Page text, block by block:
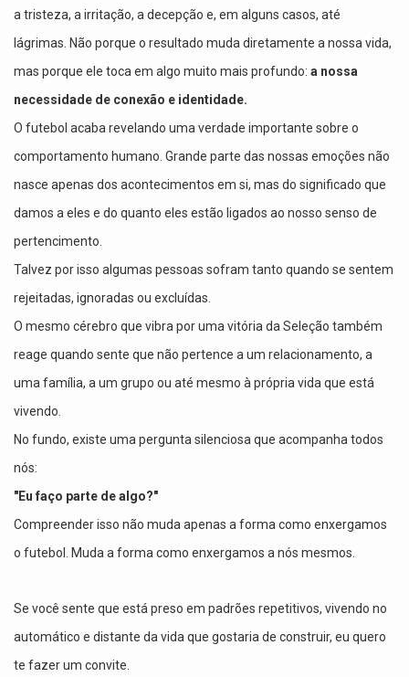
a tristeza, a irritação, a decepção e, em alguns casos, até
lágrimas. Não porque o resultado muda diretamente a nossa vida,
mas porque ele toca em algo muito mais profundo: a nossa
necessidade de conexão e identidade.
O futebol acaba revelando uma verdade importante sobre o
comportamento humano. Grande parte das nossas emoções não
nasce apenas dos acontecimentos em si, mas do significado que
damos a eles e do quanto eles estão ligados ao nosso senso de
pertencimento.
Talvez por isso algumas pessoas sofram tanto quando se sentem
rejeitadas, ignoradas ou excluídas.
O mesmo cérebro que vibra por uma vitória da Seleção também
reage quando sente que não pertence a um relacionamento, a
uma família, a um grupo ou até mesmo à própria vida que está
vivendo.
No fundo, existe uma pergunta silenciosa que acompanha todos
nós:
"Eu faço parte de algo?"
Compreender isso não muda apenas a forma como enxergamos
o futebol. Muda a forma como enxergamos a nós mesmos.
Se você sente que está preso em padrões repetitivos, vivendo no
automático e distante da vida que gostaria de construir, eu quero
te fazer um convite.